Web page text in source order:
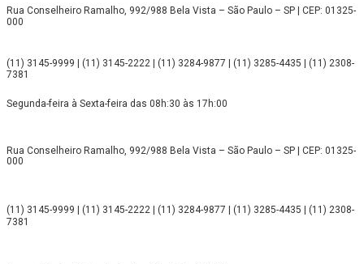
Rua Conselheiro Ramalho, 992/988 Bela Vista – São Paulo – SP | CEP: 01325-
000
(11) 3145-9999 | (11) 3145-2222 | (11) 3284-9877 | (11) 3285-4435 | (11) 2308-
7381
Segunda-feira à Sexta-feira das 08h:30 às 17h:00
Rua Conselheiro Ramalho, 992/988 Bela Vista – São Paulo – SP | CEP: 01325-
000
(11) 3145-9999 | (11) 3145-2222 | (11) 3284-9877 | (11) 3285-4435 | (11) 2308-
7381